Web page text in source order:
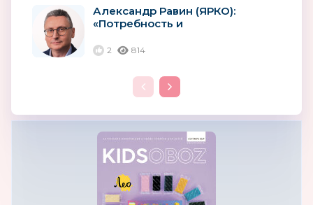
Александр Равин (ЯРКО):
«Потребность и
лицензий будут расти»
2 814